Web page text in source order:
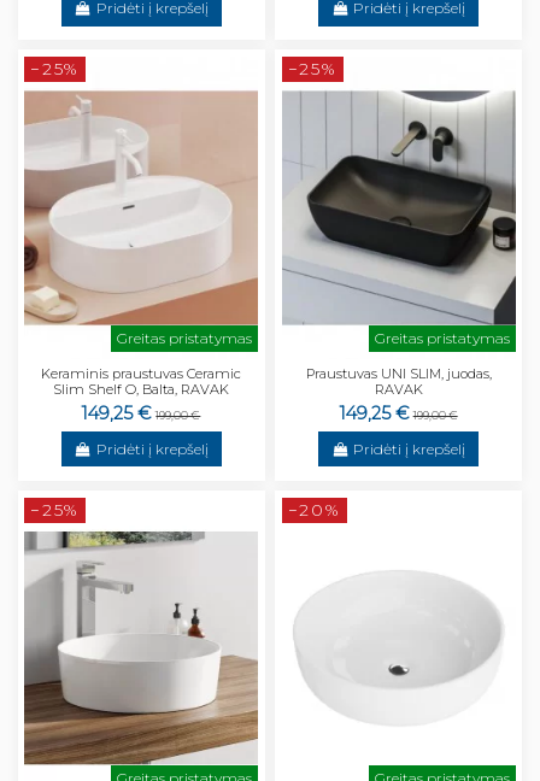
Pridėti į krepšelį Pridėti į krepšelį
−25%
Greitas pristatymas
Keraminis praustuvas Ceramic
Slim Shelf O, Balta, RAVAK
149,25 € 199,00 €
Pridėti į krepšelį
−25%
Greitas pristatymas
Praustuvas UNI SLIM, juodas,
RAVAK
149,25 € 199,00 €
Pridėti į krepšelį
−25% −20%